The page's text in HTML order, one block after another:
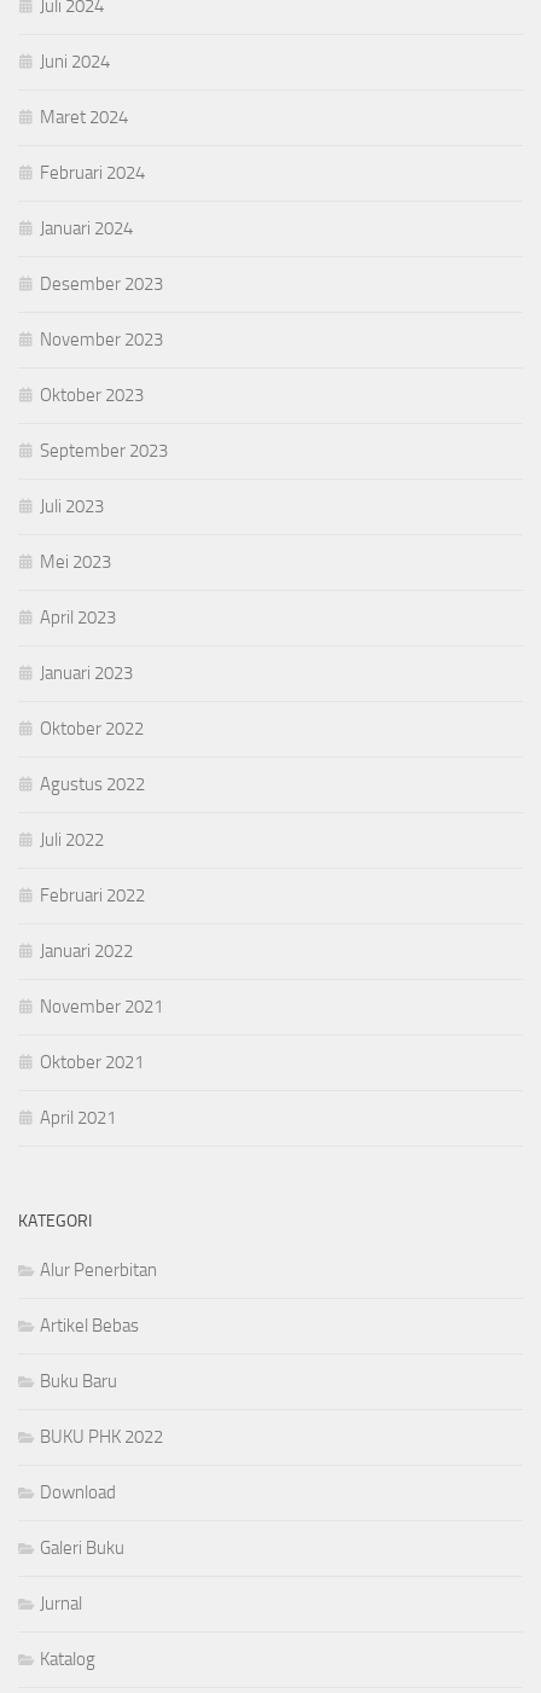
Juli 2024
Juni 2024
Maret 2024
Februari 2024
Januari 2024
Desember 2023
November 2023
Oktober 2023
September 2023
Juli 2023
Mei 2023
April 2023
Januari 2023
Oktober 2022
Agustus 2022
Juli 2022
Februari 2022
Januari 2022
November 2021
Oktober 2021
April 2021
KATEGORI
Alur Penerbitan
Artikel Bebas
Buku Baru
BUKU PHK 2022
Download
Galeri Buku
Jurnal
Katalog